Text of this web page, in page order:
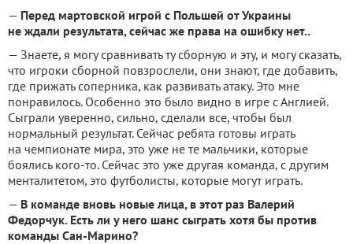
— Перед мартовской игрой с Польшей от Украины
не ждали результата, сейчас же права на ошибку нет..
— Знаете, я могу сравнивать ту сборную и эту, и могу сказать,
что игроки сборной повзрослели, они знают, где добавить,
где прижать соперника, как развивать атаку. Это мне
понравилось. Особенно это было видно в игре с Англией.
Сыграли уверенно, сильно, сделали все, чтобы был
нормальный результат. Сейчас ребята готовы играть
на чемпионате мира, это уже не те мальчики, которые
боялись кого-то. Сейчас это уже другая команда, с другим
менталитетом, это футболисты, которые могут играть.
— В команде вновь новые лица, в этот раз Валерий
Федорчук. Есть ли у него шанс сыграть хотя бы против
команды Сан-Марино?